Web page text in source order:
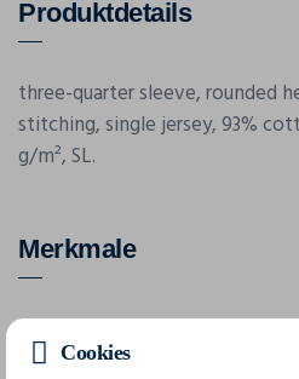
Produktdetails
three-quarter sleeve, rounded
stitching, single jersey, 93%
g/m², SL.
Merkmale
Marke
Promodoro
Cookies